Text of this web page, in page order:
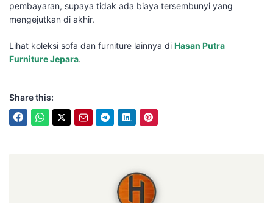
pembayaran, supaya tidak ada biaya tersembunyi yang
mengejutkan di akhir.
Lihat koleksi sofa dan furniture lainnya di Hasan Putra
Furniture Jepara.
Share this: